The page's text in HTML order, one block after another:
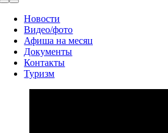
Toggle
NavigationНовости
Видео/фото
Афиша на месяц
Документы
Контакты
Туризм